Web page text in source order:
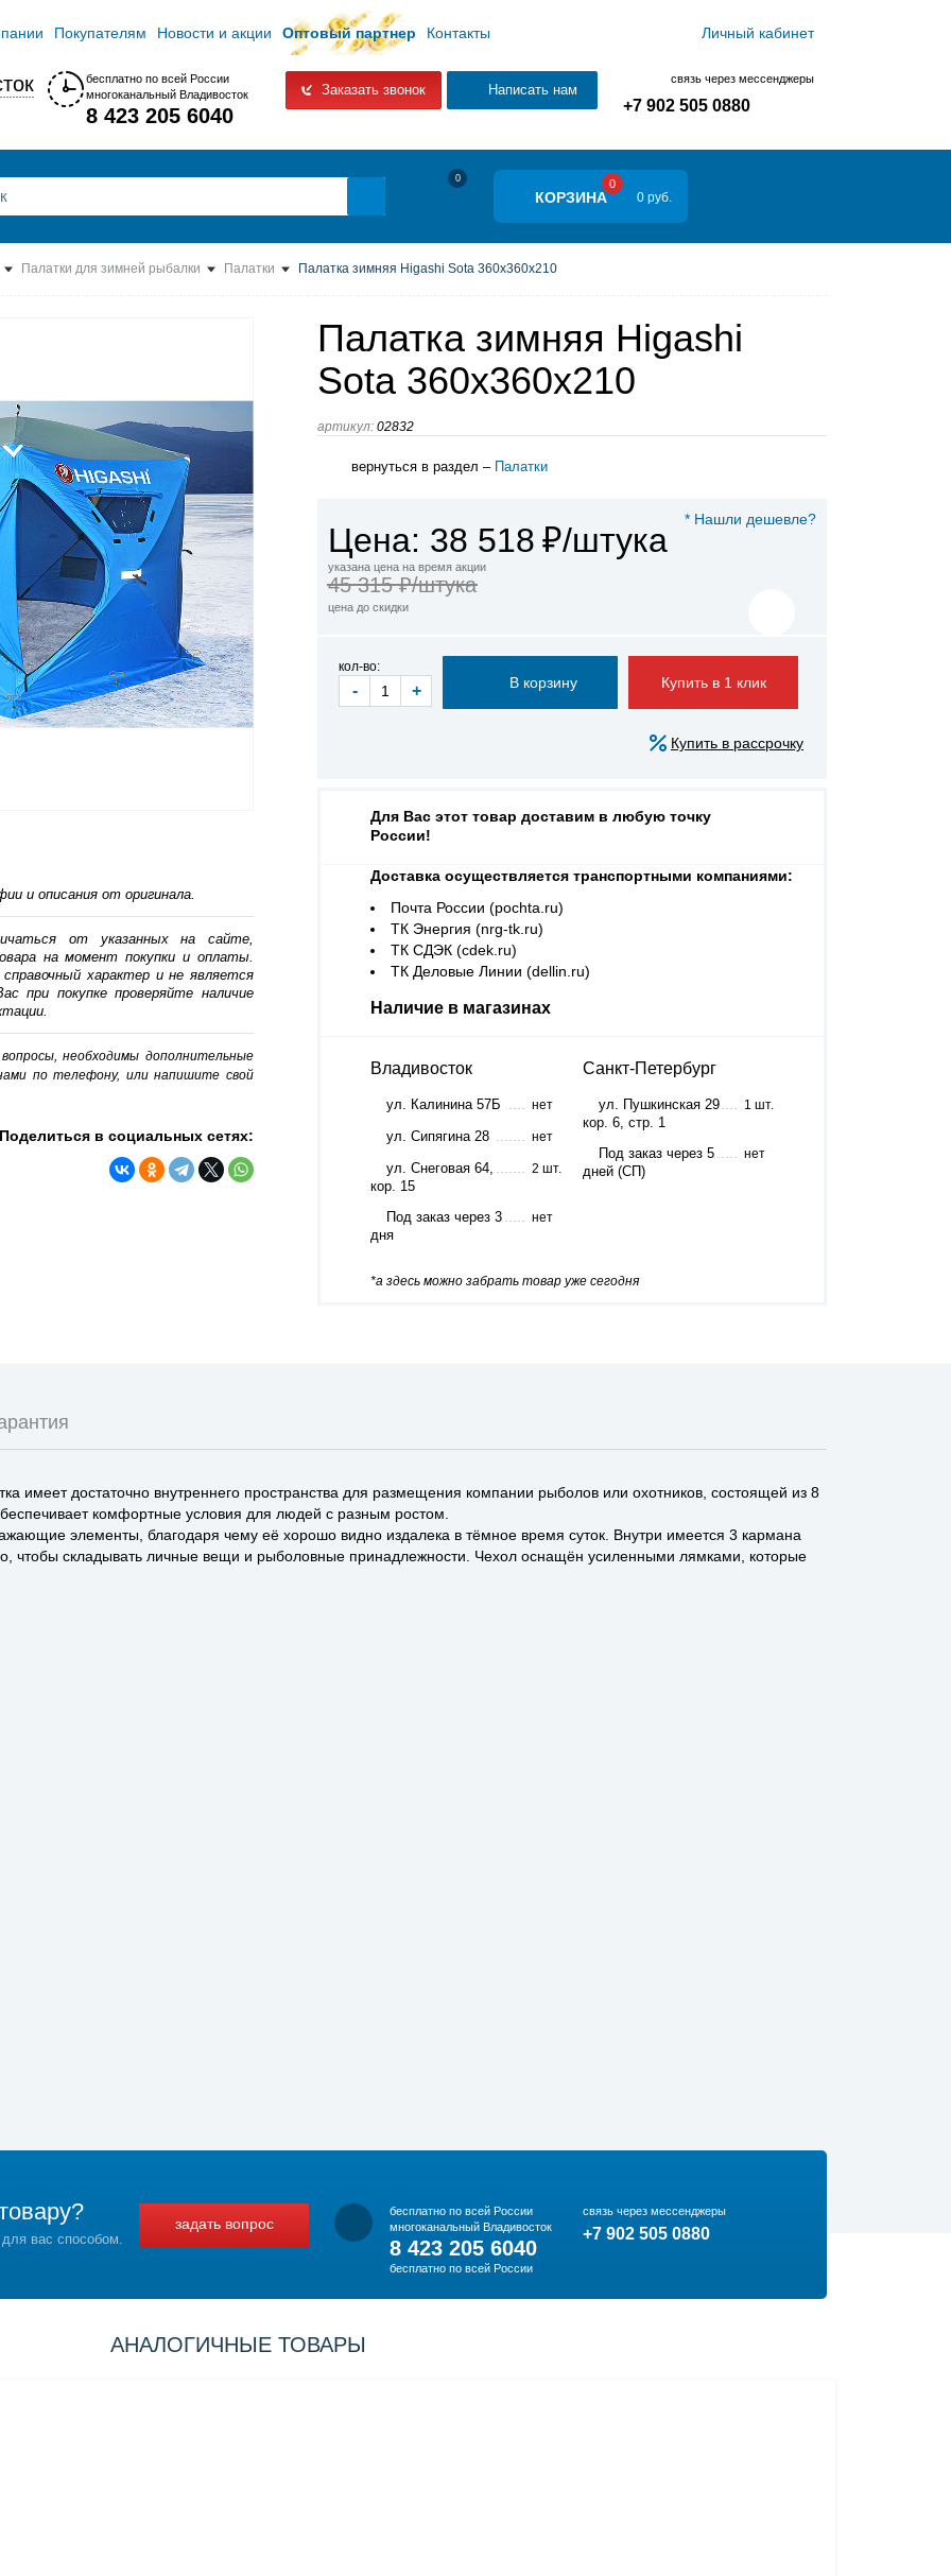
Покупателям Новости и акции Оптовый партнер Контакты Личный кабинет
бесплатно по всей России
многоканальный Владивосток
8 423 205 6040
Заказать звонок Написать нам
связь через мессенджеры
+7 902 505 0880
0
КОРЗИНА
0
0 руб.
Палатки для зимней рыбалки Палатки Палатка зимняя Higashi Sota 360х360х210
Палатка зимняя Higashi
Sota 360х360х210
артикул: 02832
вернуться в раздел – Палатки
и описания от оригинала.
от указанных на сайте,
на момент покупки и оплаты.
характер и не является
при покупке проверяйте наличие
необходимы дополнительные
по телефону, или напишите свой
Поделиться в социальных сетях:
* Нашли дешевле?
Цена: 38 518 ₽/штука
указана цена на время акции
45 315 ₽/штука
цена до скидки
кол-во:
- + Купить в 1 клик
Купить в рассрочку
Для Вас этот товар доставим в любую точку
России!
Доставка осуществляется транспортными компаниями:
Почта России (pochta.ru)
ТК Энергия (nrg-tk.ru)
ТК СДЭК (cdek.ru)
ТК Деловые Линии (dellin.ru)
Наличие в магазинах
Владивосток
ул. Калинина 57Б нет
ул. Сипягина 28 нет
ул. Снеговая 64,
кор. 15
2 шт.
Под заказ через 3
дня
нет
Санкт-Петербург
ул. Пушкинская 29
кор. 6, стр. 1
1 шт.
Под заказ через 5
дней (СП)
нет
*а здесь можно забрать товар уже сегодня
имеет достаточно внутреннего пространства для размещения компании рыболов или охотников, состоящей из 8
комфортные условия для людей с разным ростом.
элементы, благодаря чему её хорошо видно издалека в тёмное время суток. Внутри имеется 3 кармана
чтобы складывать личные вещи и рыболовные принадлежности. Чехол оснащён усиленными лямками, которые
вас способом.
задать вопрос
бесплатно по всей России
многоканальный Владивосток
8 423 205 6040
бесплатно по всей России
связь через мессенджеры
+7 902 505 0880
АНАЛОГИЧНЫЕ ТОВАРЫ